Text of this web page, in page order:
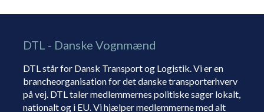
DTL - Danske Vognmænd
DTL står for Dansk Transport og Logistik. Vi er en
brancheorganisation for det danske transporterhverv
på vej. DTL taler medlemmernes politiske sager lokalt,
nationalt og i EU. Vi hjælper medlemmerne med alt